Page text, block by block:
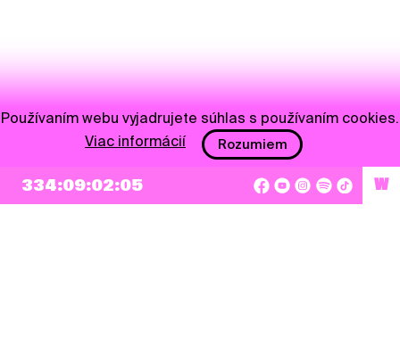
334:09:02:05 W
Používaním webu vyjadrujete súhlas s používaním cookies.
Viac informácií
Rozumiem